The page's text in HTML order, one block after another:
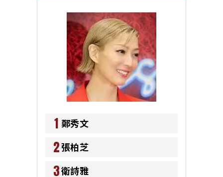
1 鄭秀文
2張柏芝
3衛詩雅